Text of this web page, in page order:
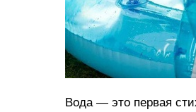
Вода — это первая